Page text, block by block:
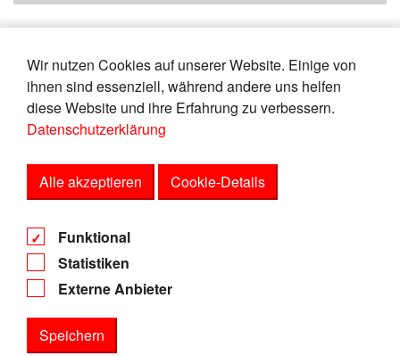
Wir nutzen Cookies auf unserer Website. Einige von
ihnen sind essenziell, während andere uns helfen
diese Website und ihre Erfahrung zu verbessern.
Datenschutzerklärung
Alle akzeptieren Cookie-Details
Funktional
Statistiken
Externe Anbieter
Speichern
« 1 2 3 4 5 6 7 8 9
10
»
Impressum